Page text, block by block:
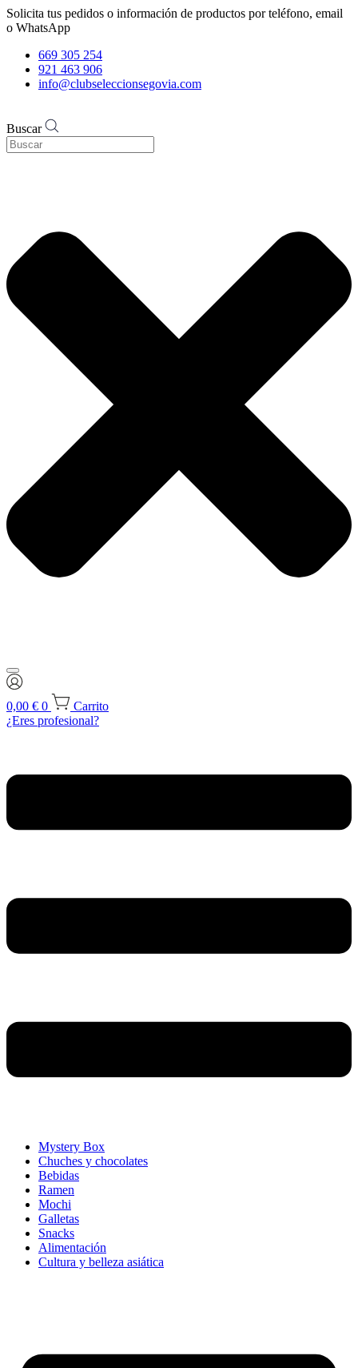
Solicita tus pedidos o información de productos por teléfono, email
o WhatsApp
669 305 254
921 463 906
info@clubseleccionsegovia.com
Buscar
0,00 € 0
Carrito
¿Eres profesional?
Mystery Box
Chuches y chocolates
Bebidas
Ramen
Mochi
Galletas
Snacks
Alimentación
Cultura y belleza asiática